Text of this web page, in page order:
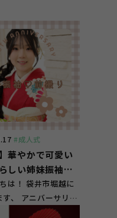
#成人式
】華やかで可愛い
しい姉妹振袖
崎市】
は！ 袋井市堀越に
す、 アニバーサリー
ガーネット袋井店